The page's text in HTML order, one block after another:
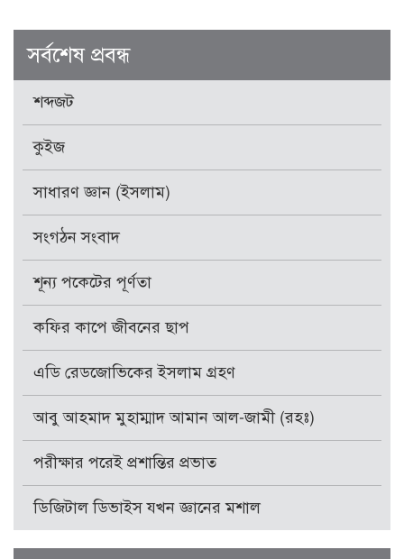
সর্বশেষ প্রবন্ধ
শব্দজট
কুইজ
সাধারণ জ্ঞান (ইসলাম)
সংগঠন সংবাদ
শূন্য পকেটের পূর্ণতা
কফির কাপে জীবনের ছাপ
এডি রেডজোভিকের ইসলাম গ্রহণ
আবু আহমাদ মুহাম্মাদ আমান আল-জামী (রহঃ)
পরীক্ষার পরেই প্রশান্তির প্রভাত
ডিজিটাল ডিভাইস যখন জ্ঞানের মশাল